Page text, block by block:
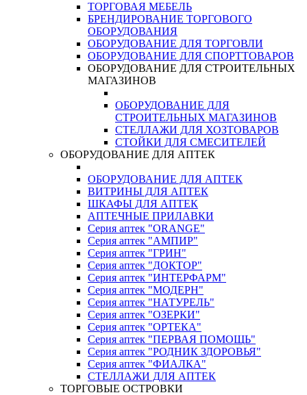
ТОРГОВАЯ МЕБЕЛЬ
БРЕНДИРОВАНИЕ ТОРГОВОГО
ОБОРУДОВАНИЯ
ОБОРУДОВАНИЕ ДЛЯ ТОРГОВЛИ
ОБОРУДОВАНИЕ ДЛЯ СПОРТТОВАРОВ
ОБОРУДОВАНИЕ ДЛЯ СТРОИТЕЛЬНЫХ
МАГАЗИНОВ
ОБОРУДОВАНИЕ ДЛЯ
СТРОИТЕЛЬНЫХ МАГАЗИНОВ
СТЕЛЛАЖИ ДЛЯ ХОЗТОВАРОВ
СТОЙКИ ДЛЯ СМЕСИТЕЛЕЙ
ОБОРУДОВАНИЕ ДЛЯ АПТЕК
ОБОРУДОВАНИЕ ДЛЯ АПТЕК
ВИТРИНЫ ДЛЯ АПТЕК
ШКАФЫ ДЛЯ АПТЕК
АПТЕЧНЫЕ ПРИЛАВКИ
Серия аптек "ORANGE"
Серия аптек "АМПИР"
Серия аптек "ГРИН"
Серия аптек "ДОКТОР"
Серия аптек "ИНТЕРФАРМ"
Серия аптек "МОДЕРН"
Серия аптек "НАТУРЕЛЬ"
Серия аптек "ОЗЕРКИ"
Серия аптек "ОРТЕКА"
Серия аптек "ПЕРВАЯ ПОМОЩЬ"
Серия аптек "РОДНИК ЗДОРОВЬЯ"
Серия аптек "ФИАЛКА"
СТЕЛЛАЖИ ДЛЯ АПТЕК
ТОРГОВЫЕ ОСТРОВКИ